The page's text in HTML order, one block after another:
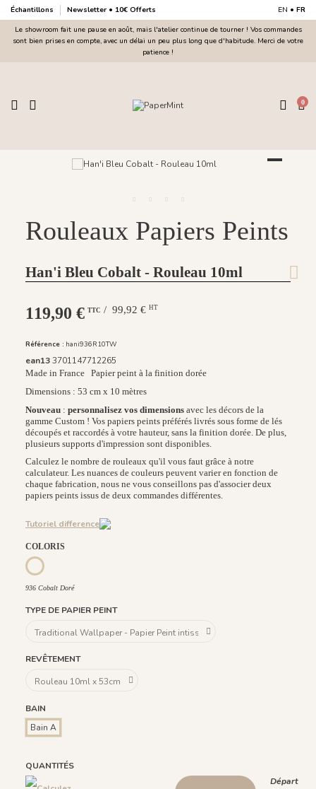
Échantillons Newsletter • 10€ Offerts EN • FR
Le showroom fait une pause en août, mais l'atelier continue de tourner ! Vos commandes
sont bien prises en compte, avec un délai un peu plus long que d'habitude. Merci de votre
patience !
0
Rouleaux Papiers Peints
Han'i Bleu Cobalt - Rouleau 10ml
119,90 € TTC / 99,92 € HT
Référence : hani936R10TW
ean133701147712265
Made in France Papier peint à la finition dorée
Dimensions : 53 cm x 10 mètres
Nouveau : personnalisez vos dimensions avec les décors de la
gamme Custom ! Vos papiers peints préférés livrés sous forme de lés
découpés et raccordés à votre hauteur, sans la finition dorée. De plus,
plusieurs supports d'impression sont disponibles.
Calculez le nombre de rouleaux qu'il vous faut grâce à notre
calculateur. Les nuances de couleurs peuvent varier en fonction de
chaque fabrication, nous ne vous conseillons pas d'associer deux
papiers peints issus de deux commandes différentes.
Tutoriel difference
COLORIS
936 Cobalt Doré
936 Cobalt Doré
TYPE DE PAPIER PEINT
REVÊTEMENT
BAIN
Bain A
QUANTITÉS
Départ